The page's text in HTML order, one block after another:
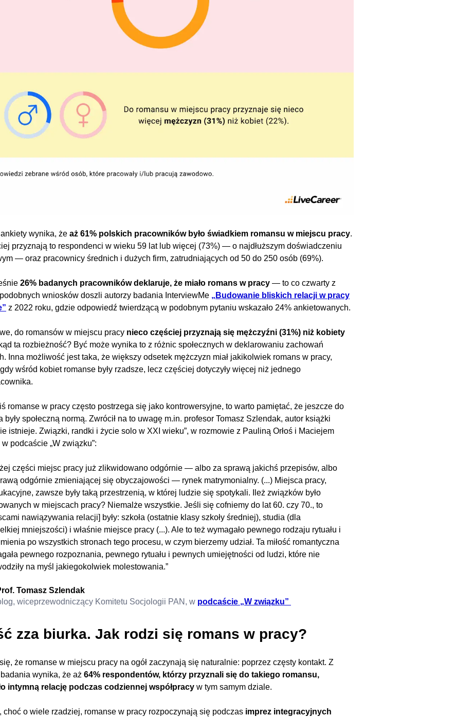
wynika, że aż 61% polskich pracowników było świadkiem romansu w miejscu pracy.
przyznają to respondenci w wieku 59 lat lub więcej (73%) — o najdłuższym doświadczeniu
— oraz pracownicy średnich i dużych firm, zatrudniających od 50 do 250 osób (69%).
26% badanych pracowników deklaruje, że miało romans w pracy — to co czwarty z
wniosków doszli autorzy badania InterviewMe „Budowanie bliskich relacji w pracy
z 2022 roku, gdzie odpowiedź twierdzącą w podobnym pytaniu wskazało 24% ankietowanych.
do romansów w miejscu pracy nieco częściej przyznają się mężczyźni (31%) niż kobiety
ta rozbieżność? Być może wynika to z różnic społecznych w deklarowaniu zachowań
Inna możliwość jest taka, że większy odsetek mężczyzn miał jakikolwiek romans w pracy,
wśród kobiet romanse były rzadsze, lecz częściej dotyczyły więcej niż jednego
romanse w pracy często postrzega się jako kontrowersyjne, to warto pamiętać, że jeszcze do
były społeczną normą. Zwrócił na to uwagę m.in. profesor Tomasz Szlendak, autor książki
istnieje. Związki, randki i życie solo w XXI wieku”, w rozmowie z Pauliną Orłoś i Maciejem
w podcaście „W związku”:
części miejsc pracy już zlikwidowano odgórnie — albo za sprawą jakichś przepisów, albo
odgórnie zmieniającej się obyczajowości — rynek matrymonialny. (...) Miejsca pracy,
zawsze były taką przestrzenią, w której ludzie się spotykali. Ileż związków było
w miejscach pracy? Niemalże wszystkie. Jeśli się cofniemy do lat 60. czy 70., to
nawiązywania relacji] były: szkoła (ostatnie klasy szkoły średniej), studia (dla
mniejszości) i właśnie miejsce pracy (...). Ale to też wymagało pewnego rodzaju rytuału i
po wszystkich stronach tego procesu, w czym bierzemy udział. Ta miłość romantyczna
pewnego rozpoznania, pewnego rytuału i pewnych umiejętności od ludzi, które nie
na myśl jakiegokolwiek molestowania.”
Tomasz Szlendak
wiceprzewodniczący Komitetu Socjologii PAN, w podcaście „W związku”
zza biurka. Jak rodzi się romans w pracy?
że romanse w miejscu pracy na ogół zaczynają się naturalnie: poprzez częsty kontakt. Z
wynika, że aż 64% respondentów, którzy przyznali się do takiego romansu,
intymną relację podczas codziennej współpracy w tym samym dziale.
choć o wiele rzadziej, romanse w pracy rozpoczynają się podczas imprez integracyjnych